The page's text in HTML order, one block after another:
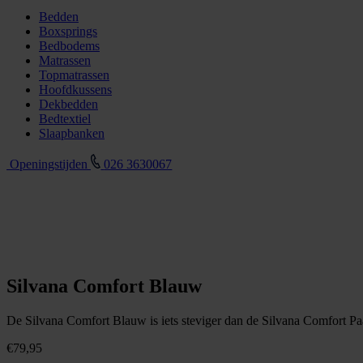
Bedden
Boxsprings
Bedbodems
Matrassen
Topmatrassen
Hoofdkussens
Dekbedden
Bedtextiel
Slaapbanken
Openingstijden 026 3630067
Silvana Comfort Blauw
De Silvana Comfort Blauw is iets steviger dan de Silvana Comfort
€79,95